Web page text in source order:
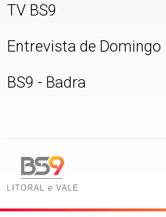
TV BS9
Entrevista de Domingo
BS9 - Badra